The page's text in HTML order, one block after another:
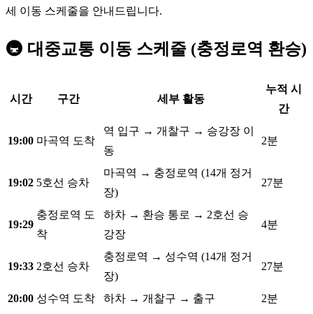
세 이동 스케줄을 안내드립니다.
🚇 대중교통 이동 스케줄 (충정로역 환승)
시간 구간 세부 활동
누적 시
간
19:00 마곡역 도착
역 입구 → 개찰구 → 승강장 이
동
2분
19:02 5호선 승차
마곡역 → 충정로역 (14개 정거
장)
27분
19:29
충정로역 도
착
하차 → 환승 통로 → 2호선 승
강장
4분
19:33 2호선 승차
충정로역 → 성수역 (14개 정거
장)
27분
20:00 성수역 도착 하차 → 개찰구 → 출구
2분